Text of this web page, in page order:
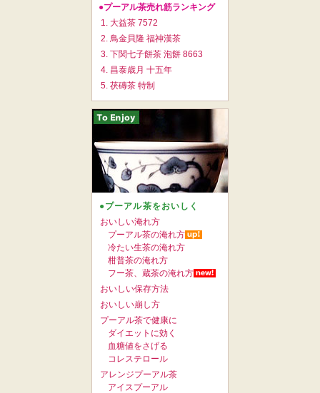
●プーアル茶売れ筋ランキング
1. 大益茶 7572
2. 鳥金貝隆 福神漢茶
3. 下関七子餅茶 泡餅 8663
4. 昌泰歳月 十五年
5. 茯磚茶 特制
●プーアル茶をおいしく
おいしい淹れ方
プーアル茶の淹れ方
冷たい生茶の淹れ方
柑普茶の淹れ方
フー茶、蔵茶の淹れ方
おいしい保存方法
おいしい崩し方
プーアル茶で健康に
ダイエットに効く
血糖値をさげる
コレステロール
アレンジプーアル茶
アイスプーアル